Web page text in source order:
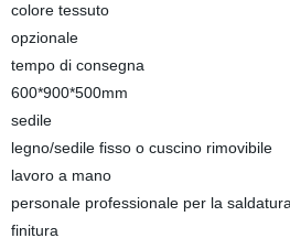
colore tessuto
opzionale
tempo di consegna
600*900*500mm
sedile
legno/sedile fisso o cuscino rimovibile
lavoro a mano
personale professionale per la
finitura